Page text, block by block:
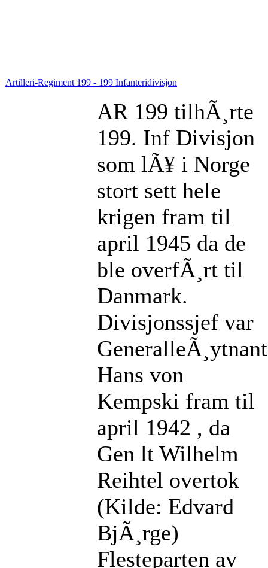
Artilleri-Regiment 199 - 199 Infanteridivisjon
AR 199 tilhÃ¸rte
199. Inf Divisjon
som lÃ¥ i Norge
stort sett hele
krigen fram til
april 1945 da de
ble overfÃ¸rt til
Danmark.
Divisjonssjef var
GeneralleÃ¸ytnant
Hans von
Kempski fram til
april 1942 , da
Gen lt Wilhelm
Reihtel overtok
(Kilde: Edvard
BjÃ¸rge)
Flesteparten av